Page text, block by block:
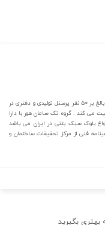
گروه تک سامان هور نام یک شرکت تولیدی است که با دارا بودن بالغ بر ۵۰ نفر پرسنل تولیدی و دفتری در
می کند . گروه تک سامان هور با دارا
بلوک سبک بتنی در ایران می باشد
فنی از مرکز تحقیقات ساختمان و
بهتری بگیرید